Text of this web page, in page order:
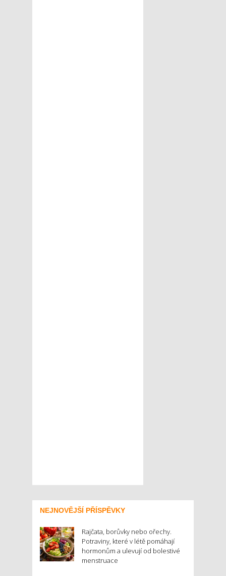
NEJNOVĚJŠÍ PŘÍSPĚVKY
Rajčata, borůvky nebo ořechy.
Potraviny, které v létě pomáhají
hormonům a ulevují od bolestivé
menstruace